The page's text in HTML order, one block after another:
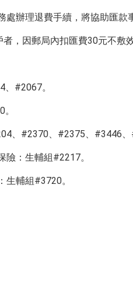
辦理退費手續，將協助匯款
，因郵局內扣匯費30元不敷
#2067。
、#2370、#2375、#3446、
險：生輔組#2217。
生輔組#3720。